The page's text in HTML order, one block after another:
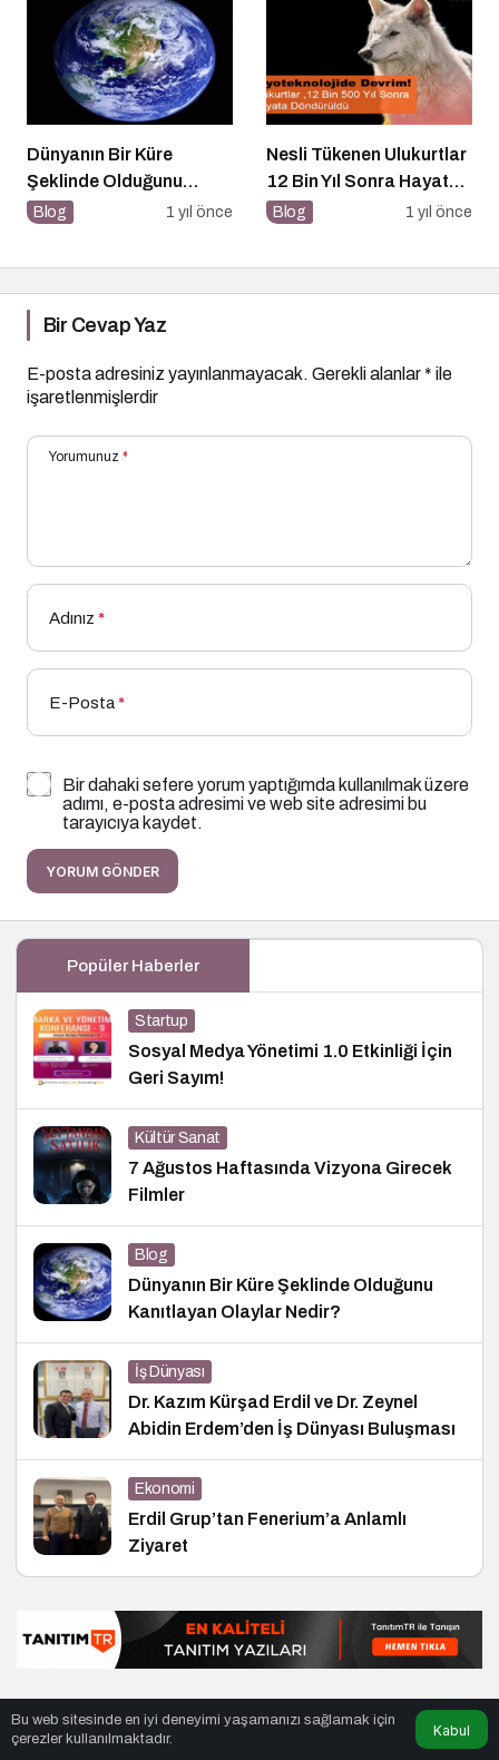
Dünyanın Bir Küre
Şeklinde Olduğunu
Kanıtlayan Olaylar
Blog 1 yıl önce
Nesli Tükenen Ulukurtlar
12 Bin Yıl Sonra Hayata
Döndürüldü
Blog 1 yıl önce
Bir Cevap Yaz
E-posta adresiniz yayınlanmayacak. Gerekli alanlar* ile
işaretlenmişlerdir
Yorumunuz *
Adınız *
E-Posta*
Bir dahaki sefere yorum yaptığımda kullanılmak üzere
adımı, e-posta adresimi ve web site adresimi bu
tarayıcıya kaydet.
YORUM GÖNDER
Popüler Haberler
Startup
Sosyal Medya Yönetimi 1.0 Etkinliği İçin
Geri Sayım!
Kültür Sanat
7 Ağustos Haftasında Vizyona Girecek
Filmler
Blog
Dünyanın Bir Küre Şeklinde Olduğunu
Kanıtlayan Olaylar Nedir?
İş Dünyası
Dr. Kazım Kürşad Erdil ve Dr. Zeynel
Abidin Erdem’den İş Dünyası Buluşması
Ekonomi
Erdil Grup’tan Fenerium’a Anlamlı
Ziyaret
Bu web sitesinde en iyi deneyimi yaşamanızı sağlamak için
çerezler kullanılmaktadır.
Kabul
© Telif Hakkı 27.01.2011, Tüm Hakları Saklıdır. haberler,
eshaber,